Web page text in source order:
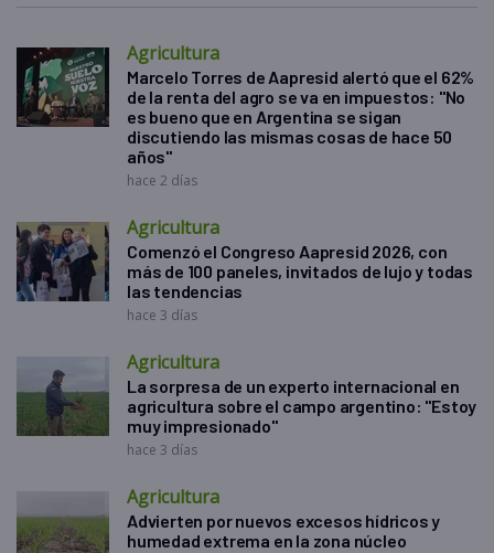
Agricultura
Marcelo Torres de Aapresid alertó que el 62%
de la renta del agro se va en impuestos: "No
es bueno que en Argentina se sigan
discutiendo las mismas cosas de hace 50
años"
hace 2 días
Agricultura
Comenzó el Congreso Aapresid 2026, con
más de 100 paneles, invitados de lujo y todas
las tendencias
hace 3 días
Agricultura
La sorpresa de un experto internacional en
agricultura sobre el campo argentino: "Estoy
muy impresionado"
hace 3 días
Agricultura
Advierten por nuevos excesos hídricos y
humedad extrema en la zona núcleo